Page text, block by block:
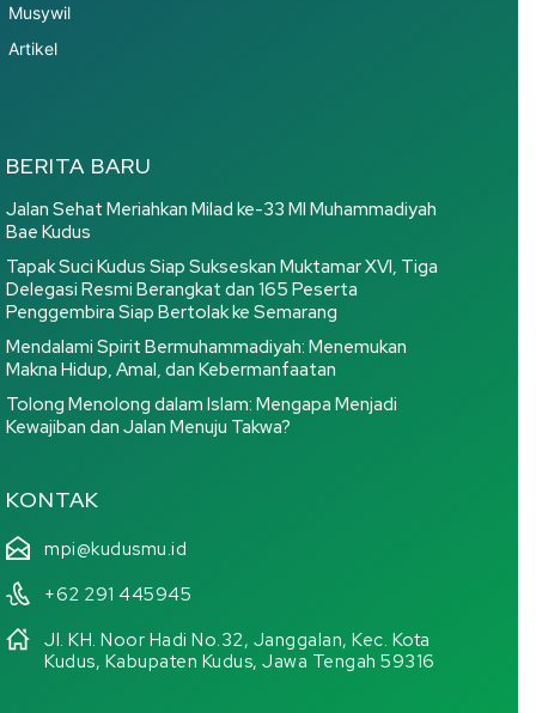
Musywil
Artikel
BERITA BARU
Jalan Sehat Meriahkan Milad ke-33 MI Muhammadiyah
Bae Kudus
Tapak Suci Kudus Siap Sukseskan Muktamar XVI, Tiga
Delegasi Resmi Berangkat dan 165 Peserta
Penggembira Siap Bertolak ke Semarang
Mendalami Spirit Bermuhammadiyah: Menemukan
Makna Hidup, Amal, dan Kebermanfaatan
Tolong Menolong dalam Islam: Mengapa Menjadi
Kewajiban dan Jalan Menuju Takwa?
KONTAK
mpi@kudusmu.id
+62 291 445945
Jl. KH. Noor Hadi No.32, Janggalan, Kec. Kota
Kudus, Kabupaten Kudus, Jawa Tengah 59316